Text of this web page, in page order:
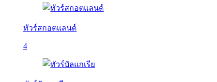
ทัวร์สกอตแลนด์
4